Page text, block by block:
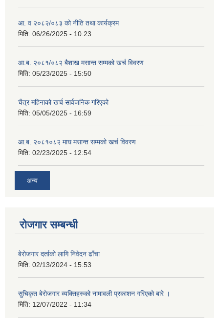
आ. व २०८२/०८३ को नीति तथा कार्यक्रम
मिति: 06/26/2025 - 10:23
आ.ब. २०८१/०८२ बैशाख मसान्त सम्मको खर्च विवरण
मिति: 05/23/2025 - 15:50
चैत्र महिनाको खर्च सार्वजनिक गरिएको
मिति: 05/05/2025 - 16:59
आ.ब. २०८१०८२ माघ मसान्त सम्मको खर्च विवरण
मिति: 02/23/2025 - 12:54
अन्य
रोजगार सम्बन्धी
बेरोजगार दर्ताको लागि निवेदन ढाँचा
मिति: 02/13/2024 - 15:53
सुचिकृत बेरोजगार व्यक्तिहरुको नामावली प्रकाशन गरिएको बारे ।
मिति: 12/07/2022 - 11:34